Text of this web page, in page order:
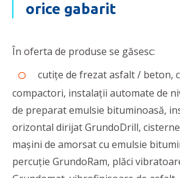
orice gabarit
În oferta de produse se găsesc:
cutițe de frezat asfalt / beton,
compactori, instalații automate de
de preparat emulsie bituminoasă,
orizontal dirijat GrundoDrill,
mașini de amorsat cu emulsie
percuție GrundoRam, plăci